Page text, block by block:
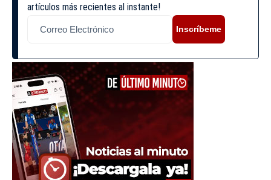
artículos más recientes al instante!
Inscríbeme